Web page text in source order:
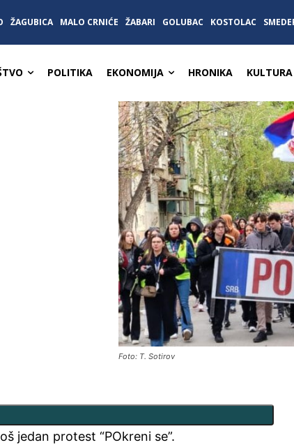
ŽAGUBICA MALO CRNIĆE ŽABARI GOLUBAC KOSTOLAC
POLITIKA EKONOMIJA HRONIKA KULTURA
Foto: T. Sotirov
jedan protest “POkreni se”.